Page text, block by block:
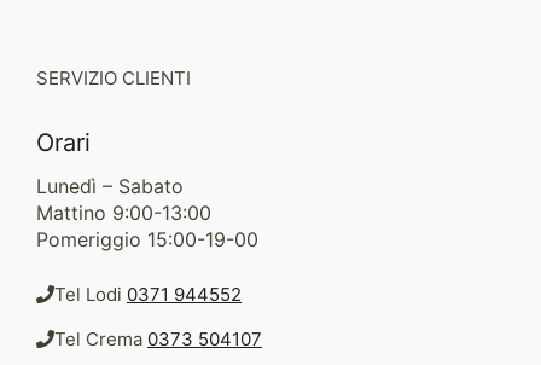
SERVIZIO CLIENTI
Orari
Lunedì – Sabato
Mattino 9:00-13:00
Pomeriggio 15:00-19-00
Tel Lodi 0371 944552
Tel Crema 0373 504107